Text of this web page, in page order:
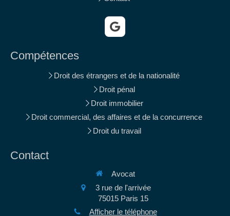
Compétences
Droit des étrangers et de la nationalité
Droit pénal
Droit immobilier
Droit commercial, des affaires et de la concurrence
Droit du travail
Contact
Avocat
3 rue de l'arrivée
75015 Paris 15
Afficher le téléphone